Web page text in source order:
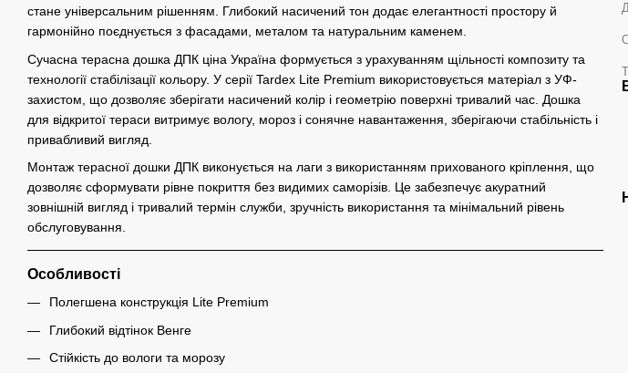
стане універсальним рішенням. Глибокий насичений тон додає елегантності простору й
гармонійно поєднується з фасадами, металом та натуральним каменем.
Сучасна терасна дошка ДПК ціна Україна формується з урахуванням щільності композиту та
технології стабілізації кольору. У серії Tardex Lite Premium використовується матеріал з УФ-
захистом, що дозволяє зберігати насичений колір і геометрію поверхні тривалий час. Дошка
для відкритої тераси витримує вологу, мороз і сонячне навантаження, зберігаючи стабільність і
привабливий вигляд.
Монтаж терасної дошки ДПК виконується на лаги з використанням прихованого кріплення, що
дозволяє сформувати рівне покриття без видимих саморізів. Це забезпечує акуратний
зовнішній вигляд і тривалий термін служби, зручність використання та мінімальний рівень
обслуговування.
Особливості
Полегшена конструкція Lite Premium
Глибокий відтінок Венге
Стійкість до вологи та морозу